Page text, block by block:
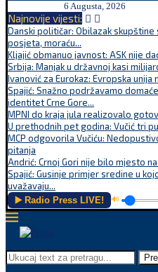
6 Augusta, 2026
Najnovije vijesti:
Danski političar: Obilazak
posjeta, moraću...
Kljajić obmanuo javnost: ASK nije
Srbija: Manjak u državnoj kasi
Ivanović za Eurokaz: Evropska
Spajić: Snažno podržavamo
identitet Crne Gore...
MPNI do kraja jula realizovalo
U prethodnih pet godina: Vučić tri
MCP odgovorila Vučiću:
pitanja
Andrić: Crnoj Gori nije bilo mjesto
Spajić: Gusinje primjer sredine u
uvažavaju...
▶️ Radio Press LIVE! 🔊